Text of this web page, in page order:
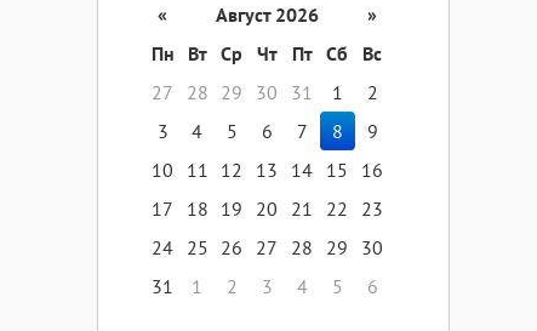
« Август 2026
»
Пн
Вт Ср Чт Пт Сб
Вс
27
28 29 30 31 1
2
3
4 5 6 7 8
9
10
11 12 13 14 15
16
17
18 19 20 21 22
23
24 25 26 27 28 29
30
31
1 2 3 4 5 6